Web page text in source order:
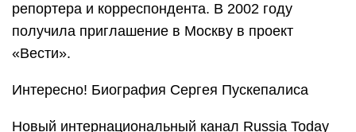
репортера и корреспондента. В 2002 году
получила приглашение в Москву в проект
«Вести».
Интересно! Биография Сергея Пускепалиса
Новый интернациональный канал Russia Today